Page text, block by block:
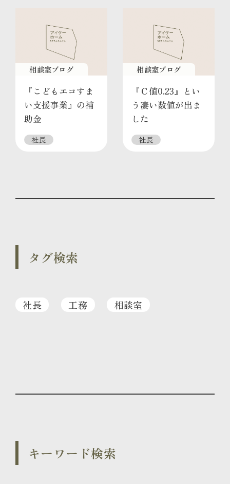
相談室ブログ
『こどもエコすま
い支援事業』の補
助金
社長
相談室ブログ
『Ｃ値0.23』とい
う凄い数値が出ま
した
社長
タグ検索
社長 工務 相談室
キーワード検索